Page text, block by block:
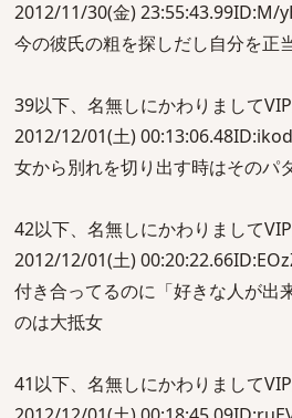
2012/11/30(金) 23:55:43.99ID:M/
今の彼氏の粗を探しだし自分を正
39以下、名無しにかわりまして
2012/12/01(土)
女から別れを切り出す時はそのパ
42以下、名無しにかわりまして
2012/12/01(土)
付き合ってるのに「好きな人が出
のは大抵女
41以下、名無しにかわりまして